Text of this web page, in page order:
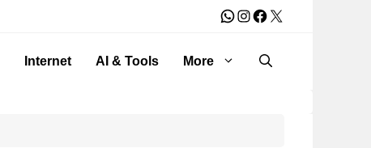
WhatsApp
Instagram
Facebook
X
Internet AI & Tools More